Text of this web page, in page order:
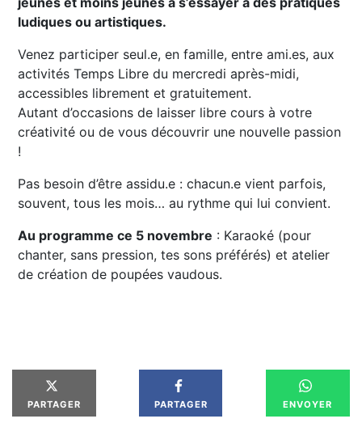
ludiques ou artistiques.
Venez participer seul.e, en famille, entre ami.es, aux
activités Temps Libre du mercredi après-midi,
accessibles librement et gratuitement.
Autant d’occasions de laisser libre cours à votre
créativité ou de vous découvrir une nouvelle passion
!
Pas besoin d’être assidu.e : chacun.e vient parfois,
souvent, tous les mois… au rythme qui lui convient.
Au programme ce 5 novembre : Karaoké (pour
chanter, sans pression, tes sons préférés) et atelier
de création de poupées vaudous.
PARTAGER PARTAGER ENVOYER